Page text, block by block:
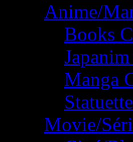
Anime/
Books
Manga
Movie/